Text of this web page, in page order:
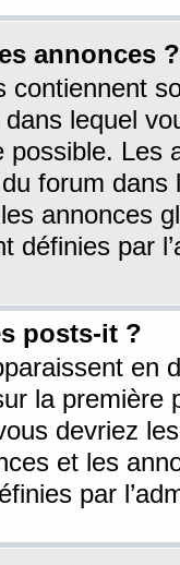
annonces ?
contiennent
lequel
possible. Les
forum dans
annonces
définies par
posts-it ?
en
la première
devriez
et les
par